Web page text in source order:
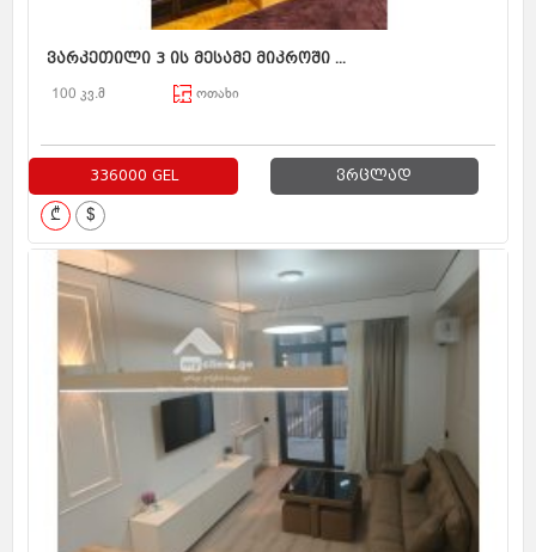
ვარკეთილი 3 ის მესამე მიკროში ...
100 კვ.მ ოთახი
336000 GEL ვრცლად
₾ $